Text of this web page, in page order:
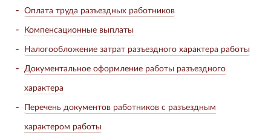
Оплата труда разъездных работников
Компенсационные выплаты
Налогообложение затрат разъездного характера работы
Документальное оформление работы разъездного
характера
Перечень документов работников с разъездным
характером работы